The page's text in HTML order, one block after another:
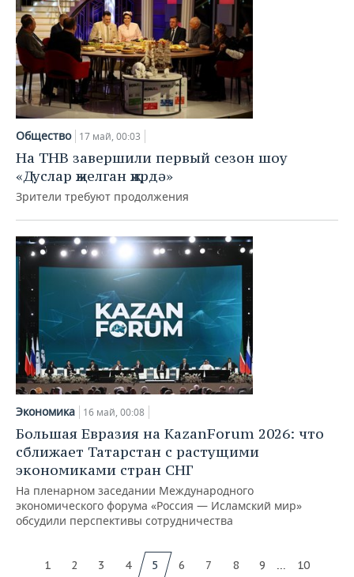
Общество 17 май, 00:03
На ТНВ завершили первый сезон шоу
«Дуслар җыелган җирдә»
Зрители требуют продолжения
Экономика 16 май, 00:08
Большая Евразия на KazanForum 2026: что
сближает Татарстан с растущими
экономиками стран СНГ
На пленарном заседании Международного
экономического форума «Россия — Исламский мир»
обсудили перспективы сотрудничества
1 2 3 4 5 6 7 8 9 ... 10